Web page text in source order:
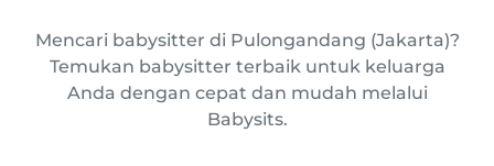
Mencari babysitter di Pulongandang (Jakarta)?
Temukan babysitter terbaik untuk keluarga
Anda dengan cepat dan mudah melalui
Babysits.